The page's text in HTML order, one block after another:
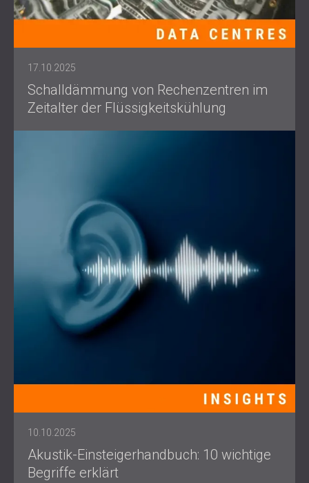
17.10.2025
Schalldämmung von Rechenzentren im
Zeitalter der Flüssigkeitskühlung
10.10.2025
Akustik-Einsteigerhandbuch: 10 wichtige
Begriffe erklärt